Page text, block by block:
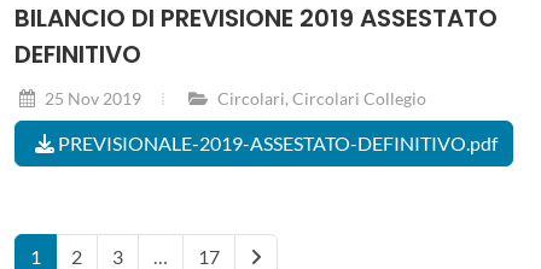
BILANCIO DI PREVISIONE 2019 ASSESTATO
DEFINITIVO
25 Nov 2019 Circolari, Circolari Collegio
PREVISIONALE-2019-ASSESTATO-DEFINITIVO.pdf
1 2 3 … 17